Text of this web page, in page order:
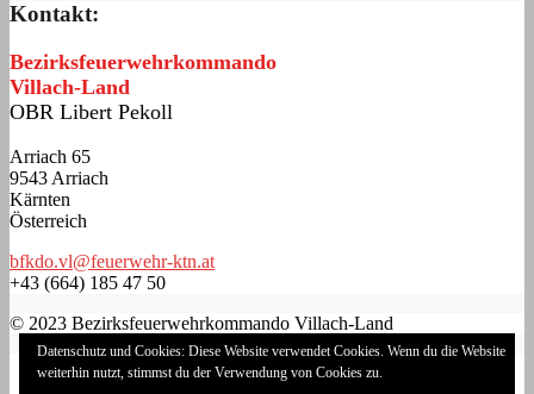
Kontakt:
Bezirksfeuerwehrkommando
Villach-Land
OBR Libert Pekoll
Arriach 65
9543 Arriach
Kärnten
Österreich
bfkdo.vl@feuerwehr-ktn.at
+43 (664) 185 47 50
© 2023 Bezirksfeuerwehrkommando Villach-Land
Impressum
Datenschutzerklärung
Datenschutz und Cookies: Diese Website verwendet Cookies. Wenn du die Website
weiterhin nutzt, stimmst du der Verwendung von Cookies zu.